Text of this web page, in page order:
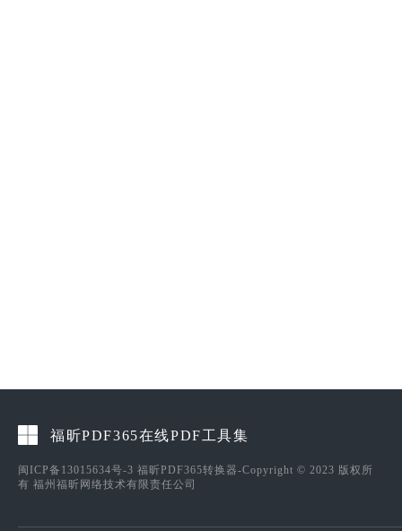
福昕PDF365在线PDF工具集
闽ICP备13015634号-3 福昕PDF365转换器-Copyright © 2023 版权所
有 福州福昕网络技术有限责任公司